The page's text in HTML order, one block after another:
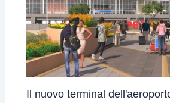
Il nuovo terminal